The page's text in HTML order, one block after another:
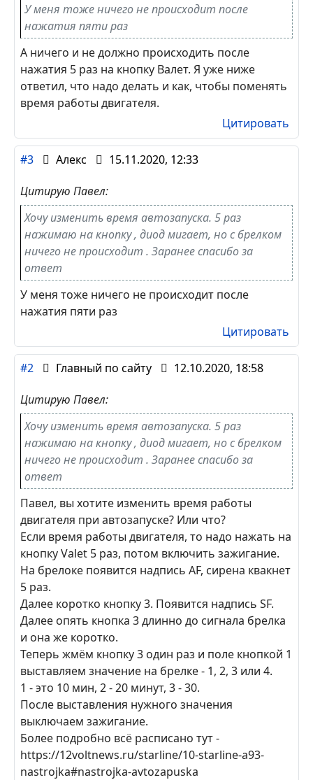
У меня тоже ничего не происходит после
нажатия пяти раз
А ничего и не должно происходить после
нажатия 5 раз на кнопку Валет. Я уже ниже
ответил, что надо делать и как, чтобы поменять
время работы двигателя.
Цитировать
#3 Алекс 15.11.2020, 12:33
Цитирую Павел:
Хочу изменить время автозапуска. 5 раз
нажимаю на кнопку , диод мигает, но с брелком
ничего не происходит . Заранее спасибо за
ответ
У меня тоже ничего не происходит после
нажатия пяти раз
Цитировать
#2 Главный по сайту 12.10.2020, 18:58
Цитирую Павел:
Хочу изменить время автозапуска. 5 раз
нажимаю на кнопку , диод мигает, но с брелком
ничего не происходит . Заранее спасибо за
ответ
Павел, вы хотите изменить время работы
двигателя при автозапуске? Или что?
Если время работы двигателя, то надо нажать на
кнопку Valet 5 раз, потом включить зажигание.
На брелоке появится надпись AF, сирена квакнет
5 раз.
Далее коротко кнопку 3. Появится надпись SF.
Далее опять кнопка 3 длинно до сигнала брелка
и она же коротко.
Теперь жмём кнопку 3 один раз и поле кнопкой 1
выставляем значение на брелке - 1, 2, 3 или 4.
1 - это 10 мин, 2 - 20 минут, 3 - 30.
После выставления нужного значения
выключаем зажигание.
Более подробно всё расписано тут -
https://12voltnews.ru/starline/10-starline-a93-
nastrojka#nastrojka-avtozapuska